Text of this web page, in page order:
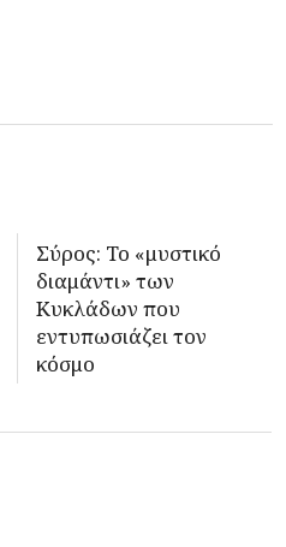
Σύρος: Το «μυστικό
διαμάντι» των
Κυκλάδων που
εντυπωσιάζει τον
κόσμο